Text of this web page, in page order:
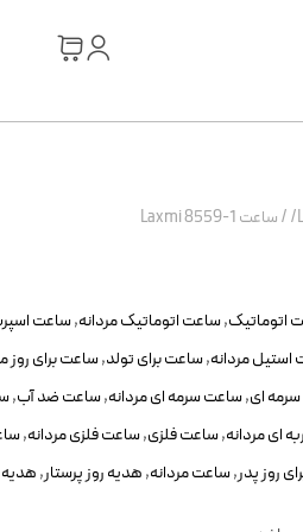
/ساعت Laxmi 8559-1
اتوماتیک,ساعت اتوماتیک مردانه,ساعت
مردانه,ساعت برای تولد,ساعت برای روز
ای,ساعت سرمه ای مردانه,ساعت ضد آب,
ای مردانه,ساعت فلزی,ساعت فلزی مردانه,
روز پدر,ساعت مردانه,هدیه روز پرستار,